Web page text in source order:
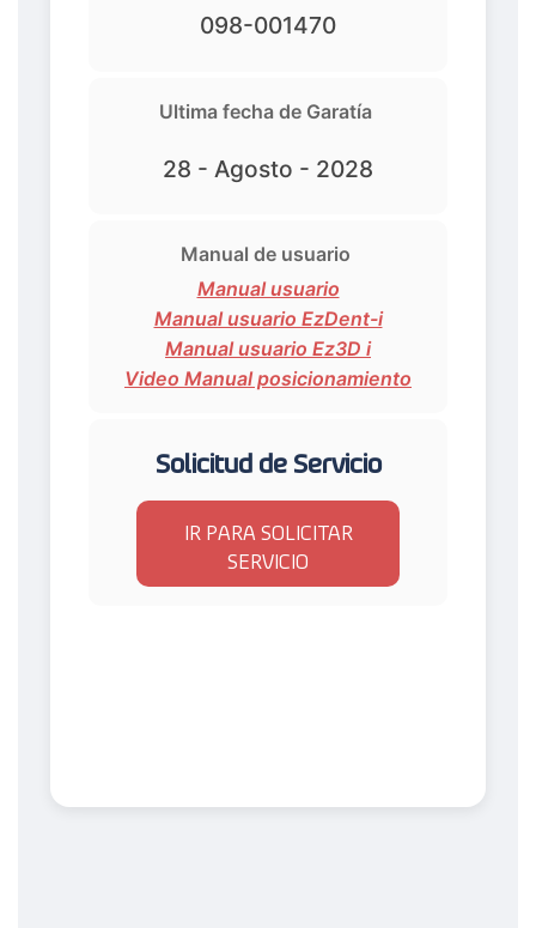
098-001470
Ultima fecha de Garatía
28 - Agosto - 2028
Manual de usuario
Manual usuario
Manual usuario EzDent-i
Manual usuario Ez3D i
Video Manual posicionamiento
Solicitud de Servicio
IR PARA SOLICITAR
SERVICIO